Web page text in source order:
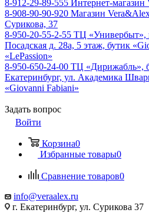
8-912-29-89-555 Интернет-магазин
8-908-90-90-920 Магазин
Сурикова, 37
8-950-20-55-2-55 ТЦ «Универбыт»,
Посадская д. 28а, 5 этаж, бутик
«LePassion»
8-950-650-24-00 ТЦ «Дирижабль»,
Екатеринбург, ул. Академика
«Giovanni Fabiani»
Задать вопрос
Войти
Корзина0
Избранные товары0
Сравнение товаров0
info@veraalex.ru
г. Екатеринбург, ул. Сурикова 37